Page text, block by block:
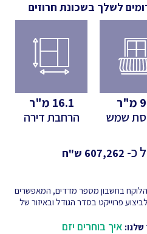
לשלך בשכונת חרוזים
מ"ר
שמש
16.1 מ"ר
הרחבת דירה
כ-
ש"ח
הלוקח בחשבון מספר מדדים, המאפשרים
פרוייקט בסדר הגודל ובאיזור של
איך בוחרים יזם